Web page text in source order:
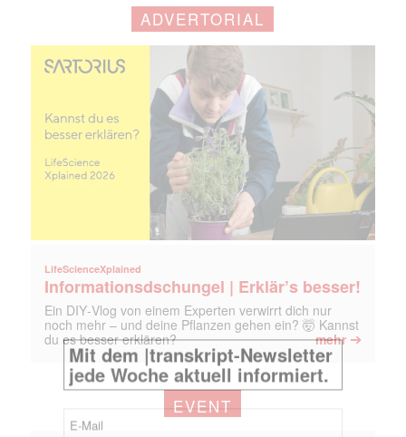
ADVERTORIAL
LifeScienceXplained
Informationsdschungel | Erklär’s besser!
Ein DIY‑Vlog von einem Experten verwirrt dich nur
noch mehr – und deine Pflanzen gehen ein? 🤯 Kannst
du es besser erklären?
mehr ➔
EVENT